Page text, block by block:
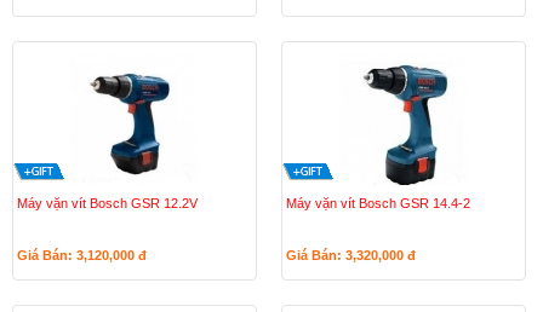
Máy vặn vít Bosch GSR 12.2V
Giá Bán: 3,120,000 đ
Máy vặn vít Bosch GSR 14.4-2
Giá Bán: 3,320,000 đ